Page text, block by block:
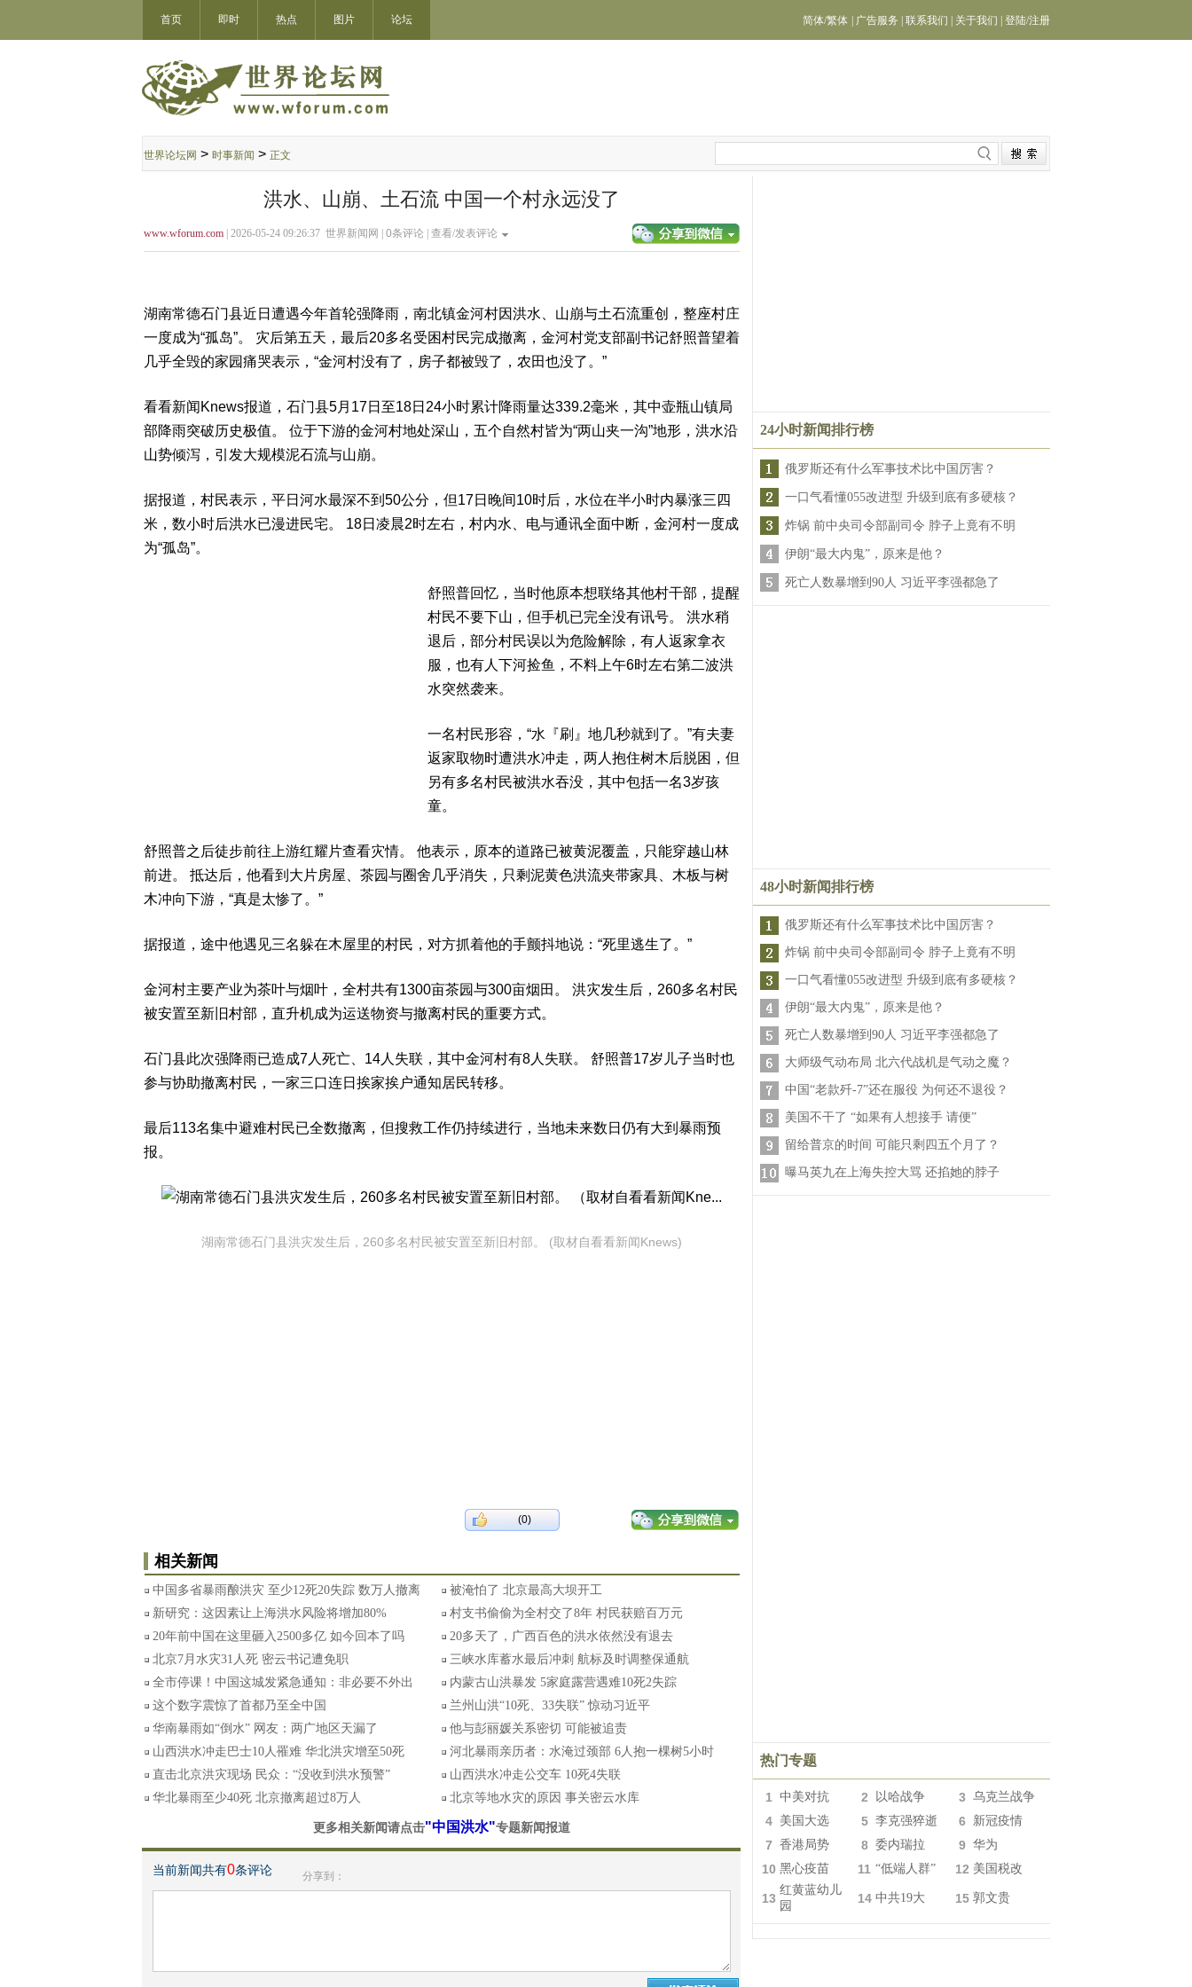
首页 即时 热点 图片 论坛 简体/繁体 广告服务 联系我们 关于我们 登陆/注册
世界论坛网 > 时事新闻 > 正文
洪水、山崩、土石流 中国一个村永远没了
www.wforum.com | 2026-05-24 09:26:37 世界新闻网 | 0条评论 | 查看/发表评论
湖南常德石门县近日遭遇今年首轮强降雨，南北镇金河村因洪水、山崩与土石流重创，整座村庄
一度成为“孤岛”。 灾后第五天，最后20多名受困村民完成撤离，金河村党支部副书记舒照普望着
几乎全毁的家园痛哭表示，“金河村没有了，房子都被毁了，农田也没了。”
看看新闻Knews报道，石门县5月17日至18日24小时累计降雨量达339.2毫米，其中壶瓶山镇局
部降雨突破历史极值。 位于下游的金河村地处深山，五个自然村皆为“两山夹一沟”地形，洪水沿
山势倾泻，引发大规模泥石流与山崩。
据报道，村民表示，平日河水最深不到50公分，但17日晚间10时后，水位在半小时内暴涨三四
米，数小时后洪水已漫进民宅。 18日凌晨2时左右，村内水、电与通讯全面中断，金河村一度成
为“孤岛”。
舒照普回忆，当时他原本想联络其他村干部，提醒
村民不要下山，但手机已完全没有讯号。 洪水稍
退后，部分村民误以为危险解除，有人返家拿衣
服，也有人下河捡鱼，不料上午6时左右第二波洪
水突然袭来。
一名村民形容，“水『刷』地几秒就到了。”有夫妻
返家取物时遭洪水冲走，两人抱住树木后脱困，但
另有多名村民被洪水吞没，其中包括一名3岁孩
童。
舒照普之后徒步前往上游红耀片查看灾情。 他表示，原本的道路已被黄泥覆盖，只能穿越山林
前进。 抵达后，他看到大片房屋、茶园与圈舍几乎消失，只剩泥黄色洪流夹带家具、木板与树
木冲向下游，“真是太惨了。”
据报道，途中他遇见三名躲在木屋里的村民，对方抓着他的手颤抖地说：“死里逃生了。”
金河村主要产业为茶叶与烟叶，全村共有1300亩茶园与300亩烟田。 洪灾发生后，260多名村民
被安置至新旧村部，直升机成为运送物资与撤离村民的重要方式。
石门县此次强降雨已造成7人死亡、14人失联，其中金河村有8人失联。 舒照普17岁儿子当时也
参与协助撤离村民，一家三口连日挨家挨户通知居民转移。
最后113名集中避难村民已全数撤离，但搜救工作仍持续进行，当地未来数日仍有大到暴雨预
报。
湖南常德石门县洪灾发生后，260多名村民被安置至新旧村部。 (取材自看看新闻Knews)
(0)
相关新闻
中国多省暴雨酿洪灾 至少12死20失踪 数万人撤离
被淹怕了 北京最高大坝开工
新研究：这因素让上海洪水风险将增加80%
村支书偷偷为全村交了8年 村民获赔百万元
20年前中国在这里砸入2500多亿 如今回本了吗
20多天了，广西百色的洪水依然没有退去
北京7月水灾31人死 密云书记遭免职
三峡水库蓄水最后冲刺 航标及时调整保通航
全市停课！中国这城发紧急通知：非必要不外出
内蒙古山洪暴发 5家庭露营遇难10死2失踪
这个数字震惊了首都乃至全中国
兰州山洪“10死、33失联” 惊动习近平
华南暴雨如“倒水” 网友：两广地区天漏了
他与彭丽媛关系密切 可能被追责
山西洪水冲走巴士10人罹难 华北洪灾增至50死
河北暴雨亲历者：水淹过颈部 6人抱一棵树5小时
直击北京洪灾现场 民众：“没收到洪水预警”
山西洪水冲走公交车 10死4失联
华北暴雨至少40死 北京撤离超过8万人
北京等地水灾的原因 事关密云水库
更多相关新闻请点击"中国洪水"专题新闻报道
当前新闻共有0条评论 分享到：
24小时新闻排行榜
俄罗斯还有什么军事技术比中国厉害？
一口气看懂055改进型 升级到底有多硬核？
炸锅 前中央司令部副司令 脖子上竟有不明
伊朗“最大内鬼”，原来是他？
死亡人数暴增到90人 习近平李强都急了
48小时新闻排行榜
俄罗斯还有什么军事技术比中国厉害？
炸锅 前中央司令部副司令 脖子上竟有不明
一口气看懂055改进型 升级到底有多硬核？
伊朗“最大内鬼”，原来是他？
死亡人数暴增到90人 习近平李强都急了
大师级气动布局 北六代战机是气动之魔？
中国“老款歼-7”还在服役 为何还不退役？
美国不干了 “如果有人想接手 请便”
留给普京的时间 可能只剩四五个月了？
曝马英九在上海失控大骂 还掐她的脖子
热门专题
1 中美对抗 2 以哈战争 3 乌克兰战争
4 美国大选 5 李克强猝逝 6 新冠疫情
7 香港局势 8 委内瑞拉 9 华为
10 黑心疫苗 11 “低端人群” 12 美国税改
13
红黄蓝幼儿
园
14 中共19大 15 郭文贵